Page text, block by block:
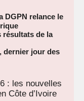
DGPN relance le
résultats de la
dernier jour des
: les nouvelles
Côte d’Ivoire